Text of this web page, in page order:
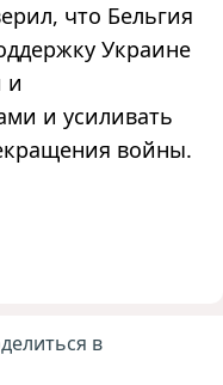
что Бельгия
Украине
и
и усиливать
войны.
в